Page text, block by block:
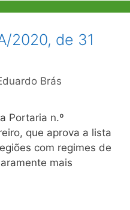
2020, de 31
Brás
Portaria n.º
que aprova a lista
com regimes de
mais